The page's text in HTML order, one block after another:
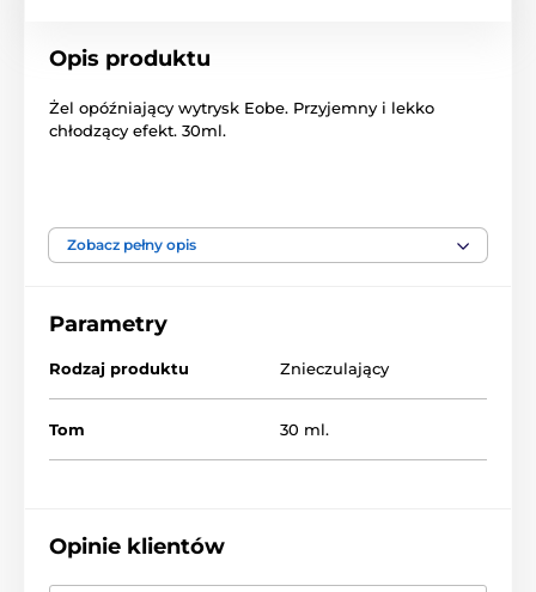
Opis produktu
Żel opóźniający wytrysk Eobe. Przyjemny i lekko
chłodzący efekt. 30ml.
Opóźnianie wytrysku Na bazie wody
Prezenty do 300 zł
Zobacz pełny opis
Parametry
Rodzaj produktu Znieczulający
Tom 30 ml.
Opinie klientów